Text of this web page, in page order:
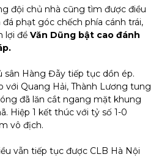
đội chủ nhà cũng tìm được điều
phạt góc chếch phía cánh trái,
lợi để Văn Dũng bật cao đánh
sân Hàng Đẫy tiếp tục dồn ép.
với Quang Hải, Thành Lương tung
đã lăn cắt ngang mặt khung
Hiệp 1 kết thúc với tỷ số 1-0
vô địch.
vẫn tiếp tục được CLB Hà Nội